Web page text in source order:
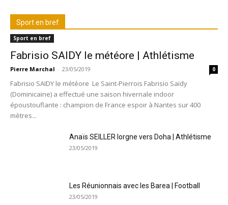
Sport en bref
Sport en bref
Fabrisio SAIDY le météore | Athlétisme
Pierre Marchal - 23/05/2019 0
Fabrisio SAIDY le météore Le Saint-Pierrois Fabrisio Saïdy
(Dominicaine) a effectué une saison hivernale indoor
époustouflante : champion de France espoir à Nantes sur 400
mètres...
Anaïs SEILLER lorgne vers Doha | Athlétisme
23/05/2019
Les Réunionnais avec les Barea | Football
23/05/2019